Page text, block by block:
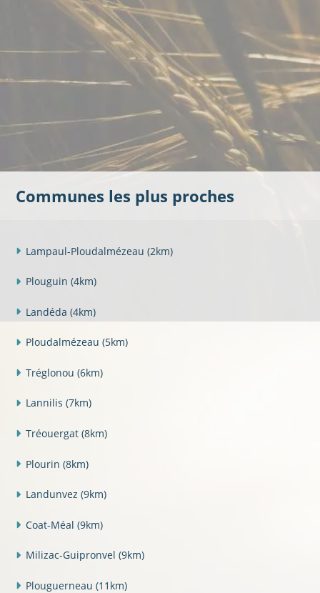
Communes les plus proches
Lampaul-Ploudalmézeau (2km)
Plouguin (4km)
Landéda (4km)
Ploudalmézeau (5km)
Tréglonou (6km)
Lannilis (7km)
Tréouergat (8km)
Plourin (8km)
Landunvez (9km)
Coat-Méal (9km)
Milizac-Guipronvel (9km)
Plouguerneau (11km)